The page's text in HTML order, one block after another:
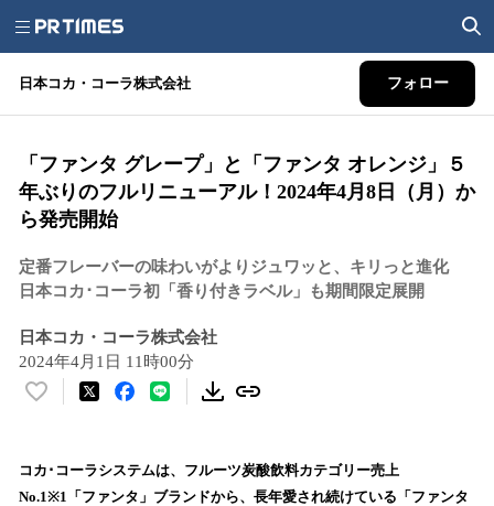
日本コカ・コーラ株式会社 フォロー
「ファンタ グレープ」と「ファンタ オレンジ」５
年ぶりのフルリニューアル！2024年4月8日（月）か
ら発売開始
定番フレーバーの味わいがよりジュワッと、キリっと進化
日本コカ･コーラ初「香り付きラベル」も期間限定展開
日本コカ・コーラ株式会社
2024年4月1日 11時00分
い
！
数
コカ･コーラシステムは、フルーツ炭酸飲料カテゴリー売上
No.1※1「ファンタ」ブランドから、長年愛され続けている「ファンタ